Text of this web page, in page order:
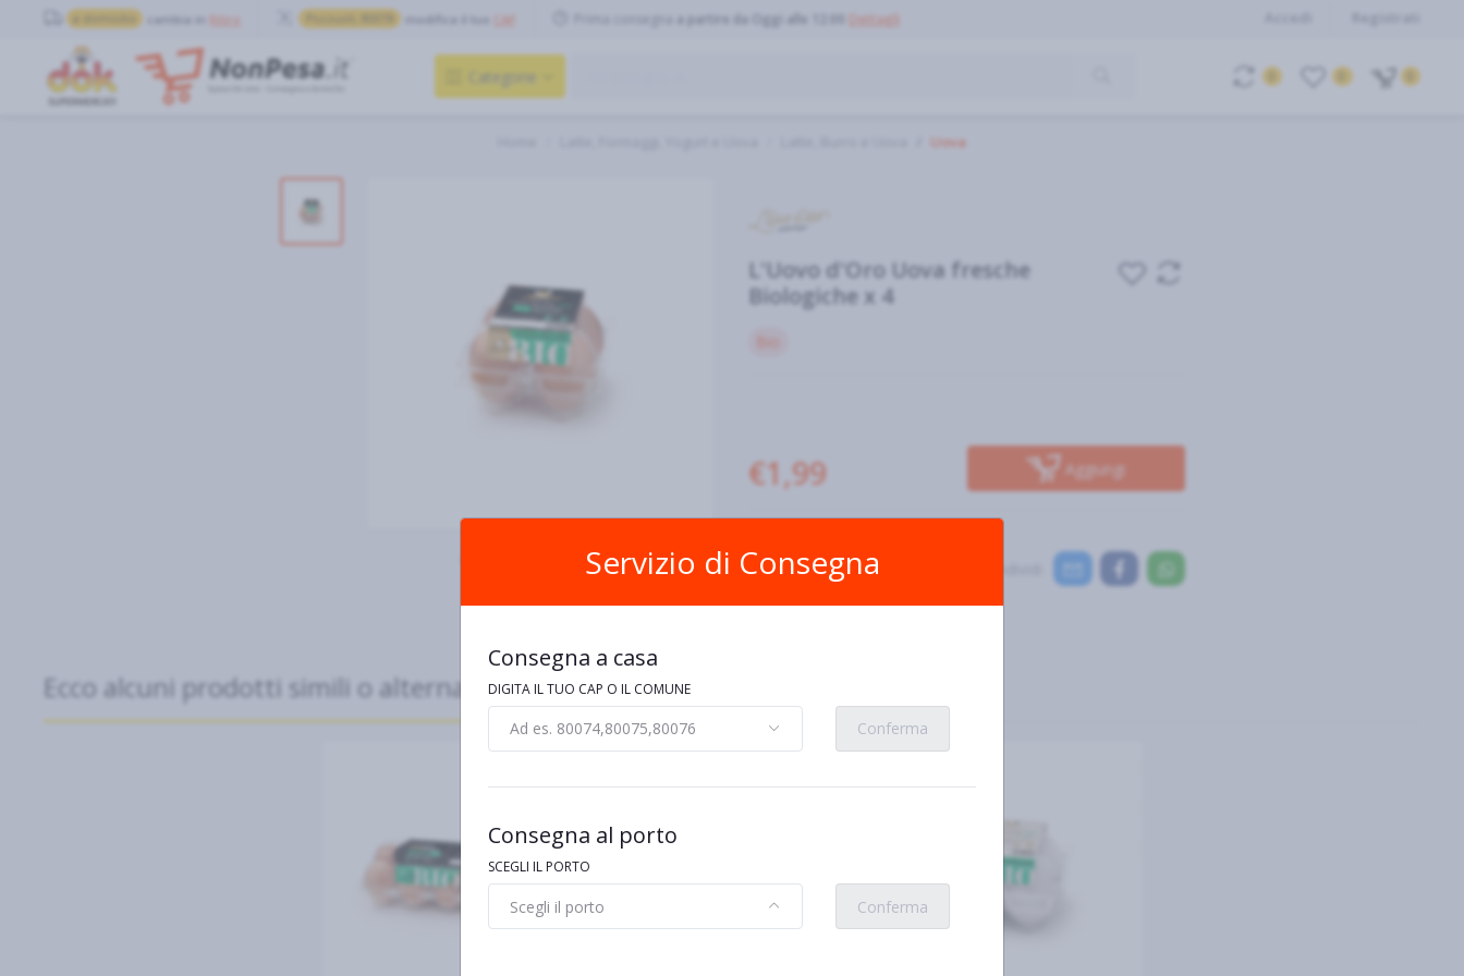
cambia in Ritiro modifica il tuo CAP a partire da Oggi alle 12:00 Dettagli
Categorie
Uova
Una o più foto di questo prodotto sono da
intendersi prettamente illustrative.
L'Uovo d'Oro Uova fresche
Biologiche x 4
€1,99 Aggiungi
Ecco alcuni prodotti simili o alternativi
Servizio di Consegna
Consegna a casa
DIGITA IL TUO CAP O IL COMUNE
Ad es. 80074,80075,80076 Conferma
Consegna al porto
SCEGLI IL PORTO
Scegli il porto Conferma